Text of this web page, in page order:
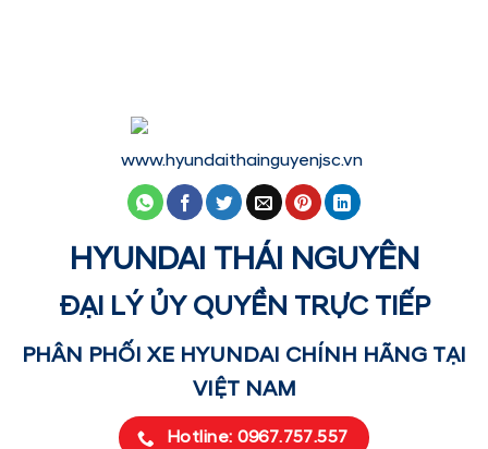
www.hyundaithainguyenjsc.vn
HYUNDAI THÁI NGUYÊN
ĐẠI LÝ ỦY QUYỀN TRỰC TIẾP
PHÂN PHỐI XE HYUNDAI CHÍNH HÃNG TẠI
VIỆT NAM
Hotline: 0967.757.557